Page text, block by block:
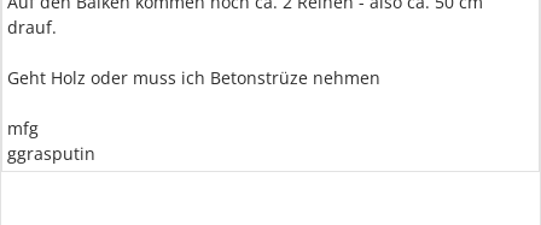
drauf.
Geht Holz oder muss ich Betonstrüze nehmen
mfg
ggrasputin